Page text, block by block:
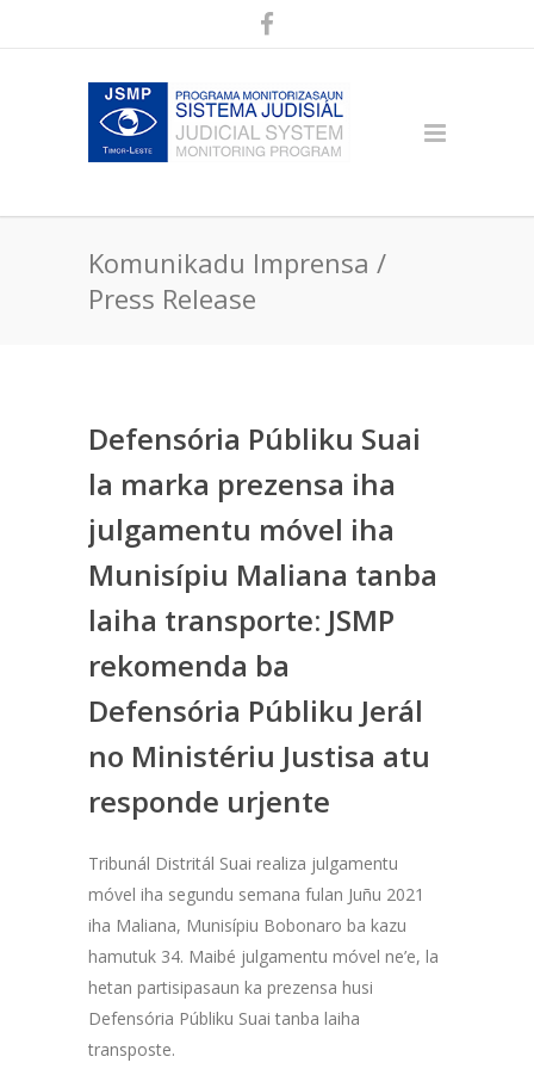
Komunikadu Imprensa /
Press Release
Defensória Públiku Suai
la marka prezensa iha
julgamentu móvel iha
Munisípiu Maliana tanba
laiha transporte: JSMP
rekomenda ba
Defensória Públiku Jerál
no Ministériu Justisa atu
responde urjente
Tribunál Distritál Suai realiza julgamentu
móvel iha segundu semana fulan Juñu 2021
iha Maliana, Munisípiu Bobonaro ba kazu
hamutuk 34. Maibé julgamentu móvel ne’e, la
hetan partisipasaun ka prezensa husi
Defensória Públiku Suai tanba laiha
transposte.